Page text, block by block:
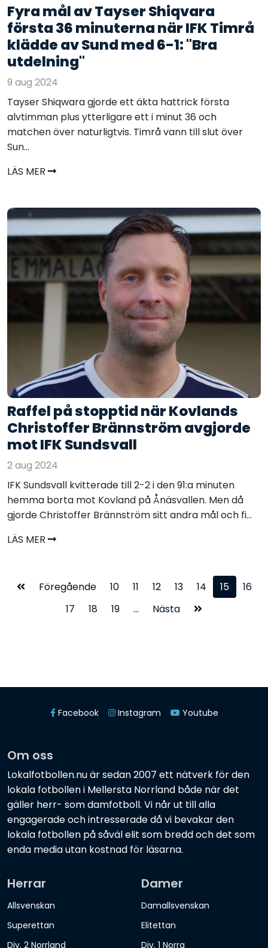
Fyra mål av Tayser Shiqvara
första 36 minuterna när IFK Timrå
klädde av Sund med 6-1: "Bra
utdelning"
9 aug 2024
Tayser Shiqwara gjorde ett äkta hattrick första
alvtimman plus ytterligare ett i minut 36 och
matchen över naturligtvis. Timrå vann till slut över
Sun...
LÄS MER
Raffel på stopptid när Kovlands
Christoffer Brännström avgjorde
mot IFK Sundsvall
2 aug 2024
IFK Sundsvall kvitterade till 2-2 i den 91:a minuten
hemma borta mot Kovland på Ånäsvallen. Men då
gjorde Christoffer Brännström sitt andra mål och fi...
LÄS MER
Föregående 10 11 12 13 14 15
16
17
18 19 ... Nästa
Facebook Instagram Youtube
Om oss
Lokalfotbollen.nu är sedan 2007 ett nätverk för den
lokala fotbollen i Mellersta Norrland både när det
gäller herr- som damfotboll. Vi når ut till alla
engagerade och intresserade då vi bevakar den
lokala fotbollen på såväl elit som bredd och det som
enda media utan kostnad för läsarna.
Herrar
Allsvenskan
Superettan
Div. 2 Norrland
Damer
Damallsvenskan
Elitettan
Div. 1 Norra